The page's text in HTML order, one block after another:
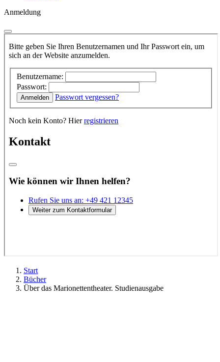
Anmeldung
Start
Bücher
Über das Marionettentheater. Studienausgabe